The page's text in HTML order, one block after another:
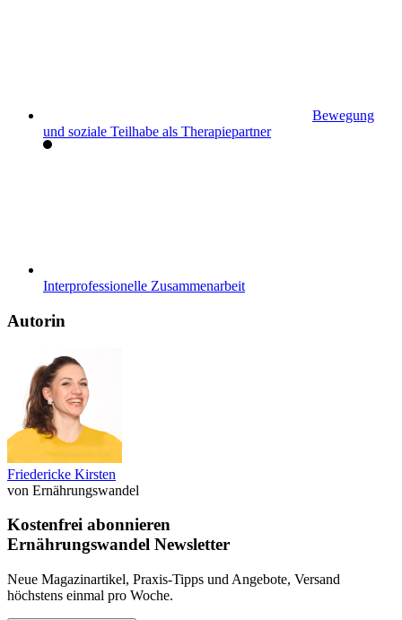
Bewegung
und soziale Teilhabe als Therapiepartner
Interprofessionelle Zusammenarbeit
Autorin
Friedericke Kirsten
von Ernährungswandel
Kostenfrei abonnieren
Ernährungswandel Newsletter
Neue Magazinartikel, Praxis-Tipps und Angebote, Versand
höchstens einmal pro Woche.